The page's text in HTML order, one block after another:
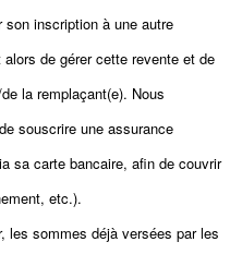
inscription à une autre
de gérer cette revente et de
la remplaçant(e). Nous
souscrire une assurance
sa carte bancaire, afin de couvrir
etc.).
les sommes déjà versées par les